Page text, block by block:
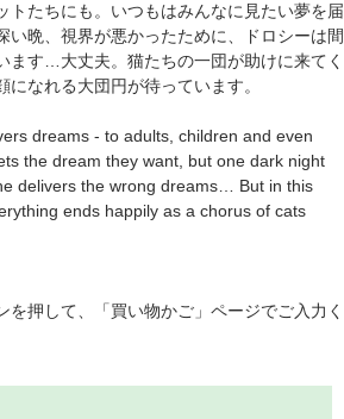
トたちにも。いつもはみんなに見たい夢を届
い晩、視界が悪かったために、ドロシーは間
ます…大丈夫。猫たちの一団が助けに来てく
なれる大団円が待っています。
dreams - to adults, children and even
the dream they want, but one dark night
delivers the wrong dreams… But in this
ends happily as a chorus of cats
押して、「買い物かご」ページでご入力く